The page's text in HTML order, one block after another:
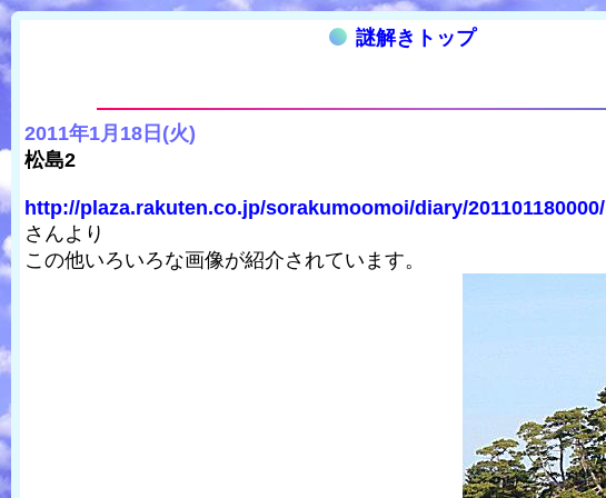
謎解きトップ
2011年1月18日(火)
松島2
http://plaza.rakuten.co.jp/sorakumoomoi/diary/201101180000/
さんより
この他いろいろな画像が紹介されています。